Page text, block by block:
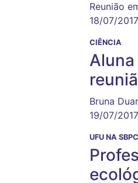
Reunião
18/07/
CIÊNCIA
Aluna
Bruna
19/07/
UFU NA SBPC